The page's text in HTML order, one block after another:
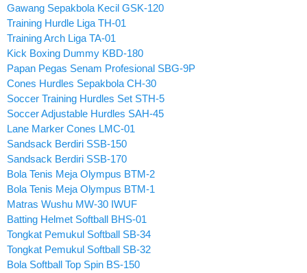
Gawang Sepakbola Kecil GSK-120
Training Hurdle Liga TH-01
Training Arch Liga TA-01
Kick Boxing Dummy KBD-180
Papan Pegas Senam Profesional SBG-9P
Cones Hurdles Sepakbola CH-30
Soccer Training Hurdles Set STH-5
Soccer Adjustable Hurdles SAH-45
Lane Marker Cones LMC-01
Sandsack Berdiri SSB-150
Sandsack Berdiri SSB-170
Bola Tenis Meja Olympus BTM-2
Bola Tenis Meja Olympus BTM-1
Matras Wushu MW-30 IWUF
Batting Helmet Softball BHS-01
Tongkat Pemukul Softball SB-34
Tongkat Pemukul Softball SB-32
Bola Softball Top Spin BS-150